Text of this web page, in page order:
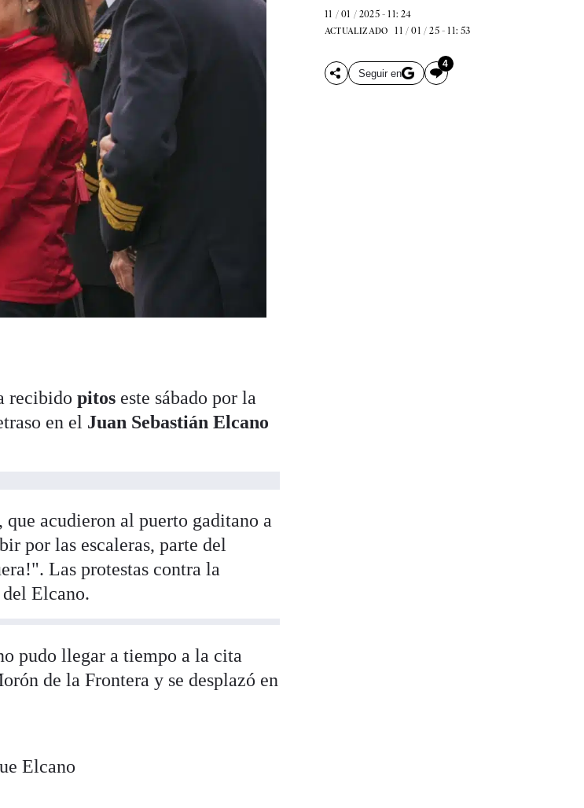
11 / 01 / 2025 - 11: 24
ACTUALIZADO 11 / 01 / 25 - 11: 53
Seguir en
4
recibidopitos este sábado por la
en el Juan Sebastián Elcano
, que acudieron al puerto gaditano a
por las escaleras, parte del
Las protestas contra la
Elcano.
pudo llegar a tiempo a la cita
de la Frontera y se desplazó en
Elcano